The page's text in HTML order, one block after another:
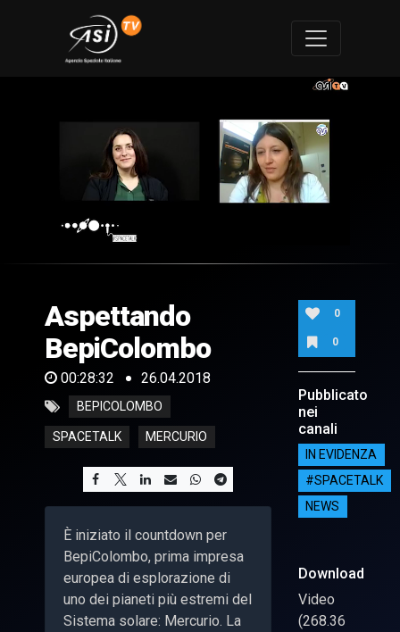
of
32
seconds
Aspettando
BepiColombo
00:28:32 26.04.2018
BEPICOLOMBO
SPACETALK MERCURIO
È iniziato il countdown per
BepiColombo, prima impresa
europea di esplorazione di
uno dei pianeti più estremi del
Sistema solare: Mercurio. La
0
0
Pubblicato
nei
canali
IN EVIDENZA
#SPACETALK
NEWS
Download
Video
(268.36